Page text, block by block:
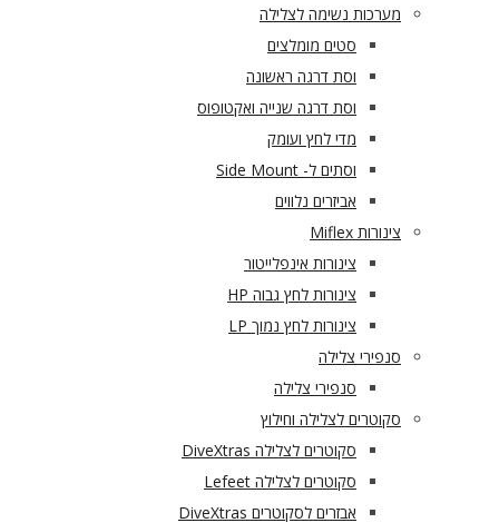
מערכות נשימה לצלילה
סטים מומלצים
וסת דרגה ראשונה
וסת דרגה שנייה ואקטופוס
מדי לחץ ועומק
וסתים ל- Side Mount
אביזרים נלווים
צינורות Miflex
צינורות אינפלייטור
צינורות לחץ גבוה HP
צינורות לחץ נמוך LP
סנפירי צלילה
סנפירי צלילה
סקוטרים לצלילה וחילוץ
סקוטרים לצלילה DiveXtras
סקוטרים לצלילה Lefeet
אבזרים לסקוטרים DiveXtras